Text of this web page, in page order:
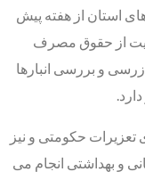
استان از هفته پیش
از حقوق مصرف
و بررسی انبارها
تعزیرات حکومتی و نیز
و بهداشتی انجام می